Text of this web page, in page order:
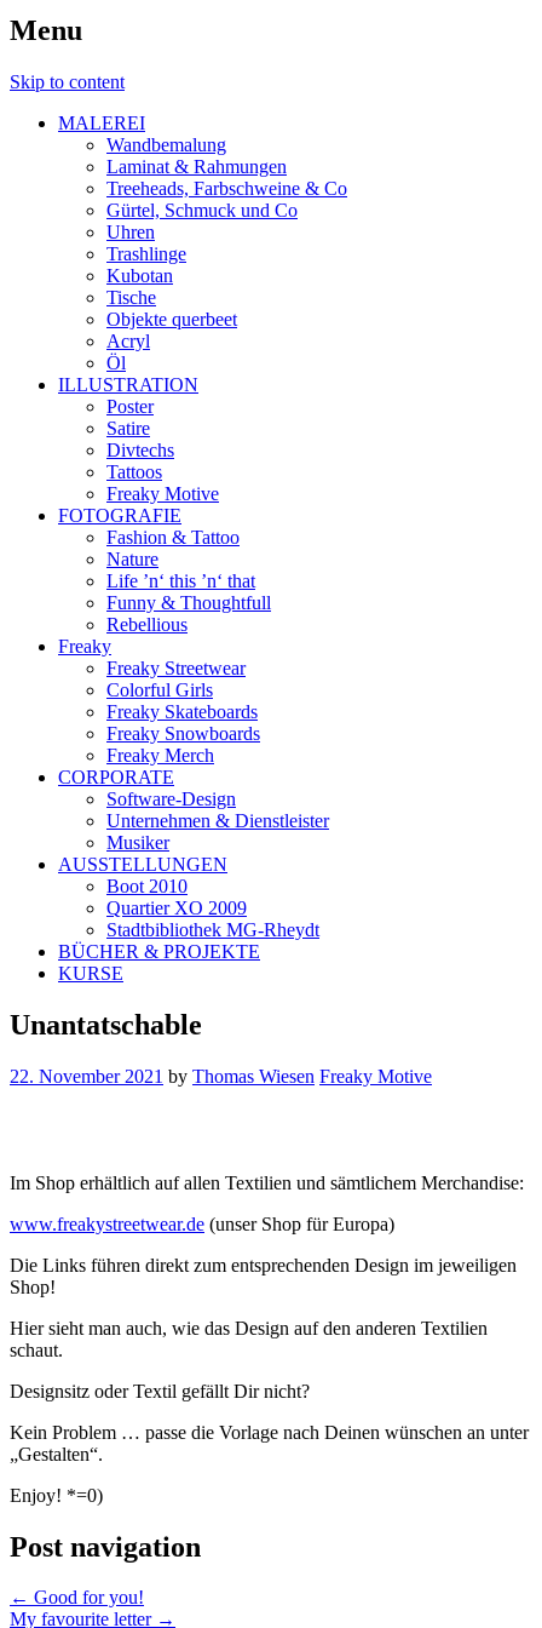
Menu
Skip to content
MALEREI
Wandbemalung
Laminat & Rahmungen
Treeheads, Farbschweine & Co
Gürtel, Schmuck und Co
Uhren
Trashlinge
Kubotan
Tische
Objekte querbeet
Acryl
Öl
ILLUSTRATION
Poster
Satire
Divtechs
Tattoos
Freaky Motive
FOTOGRAFIE
Fashion & Tattoo
Nature
Life ’n‘ this ’n‘ that
Funny & Thoughtfull
Rebellious
Freaky
Freaky Streetwear
Colorful Girls
Freaky Skateboards
Freaky Snowboards
Freaky Merch
CORPORATE
Software-Design
Unternehmen & Dienstleister
Musiker
AUSSTELLUNGEN
Boot 2010
Quartier XO 2009
Stadtbibliothek MG-Rheydt
BÜCHER & PROJEKTE
KURSE
Unantatschable
22. November 2021 by Thomas Wiesen Freaky Motive
Im Shop erhältlich auf allen Textilien und sämtlichem Merchandise:
www.freakystreetwear.de (unser Shop für Europa)
Die Links führen direkt zum entsprechenden Design im jeweiligen
Shop!
Hier sieht man auch, wie das Design auf den anderen Textilien
schaut.
Designsitz oder Textil gefällt Dir nicht?
Kein Problem … passe die Vorlage nach Deinen wünschen an unter
„Gestalten“.
Enjoy! *=0)
Post navigation
← Good for you!
My favourite letter →